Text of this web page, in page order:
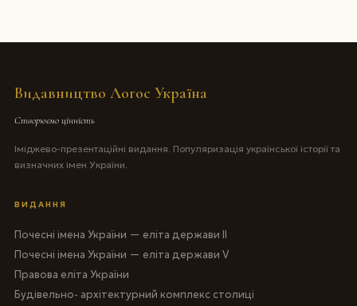
Видавництво Логос Україна
Створюємо цінність
Іміджево-презентаційні видання. Популяризація української історії та
визначних імен України.
ВИДАННЯ
Почесні імена України — еліта держави II
Почесні імена України — еліта держави V
Правова еліта України
Будівельно- архітектурний комплекс столиці